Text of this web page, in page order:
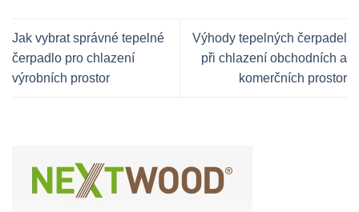
Jak vybrat správné tepelné
čerpadlo pro chlazení
výrobních prostor
Výhody tepelných čerpadel
při chlazení obchodních a
komerčních prostor